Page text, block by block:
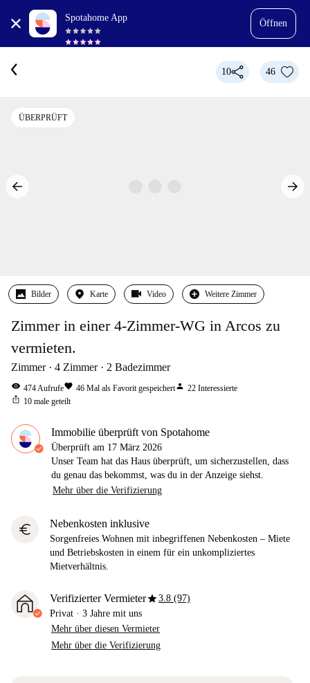
Spotahome App
Öffnen
10 46
ÜBERPRÜFT
Bilder Karte Video Weitere Zimmer
Zimmer in einer 4-Zimmer-WG in Arcos zu
vermieten.
Zimmer 4 Zimmer 2 Badezimmer
visibility 474Aufrufefavorite 46 Mal als Favorit gespeichertperson 22 Interessierte
ios_share 10 male geteilt
Immobilie überprüft von Spotahome
Überprüft am 17 März 2026
Unser Team hat das Haus überprüft, um sicherzustellen, dass
du genau das bekommst, was du in der Anzeige siehst.
Mehr über die Verifizierung
euro Nebenkosten inklusive
Sorgenfreies Wohnen mit inbegriffenen Nebenkosten – Miete
und Betriebskosten in einem für ein unkompliziertes
Mietverhältnis.
Verifizierter Vermieterstar3.8 (97)
Privat · 3 Jahre mit uns
Mehr über diesen Vermieter
Mehr über die Verifizierung